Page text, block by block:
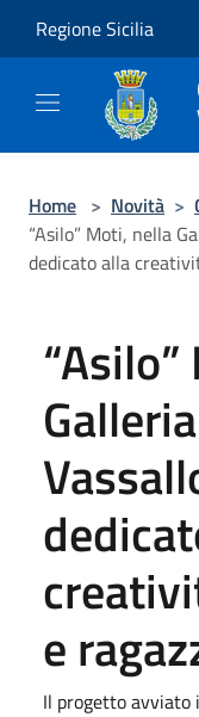
Regione Sicilia
Home > Novità >
“Asilo” Moti, nella
dedicato alla
e
Il progetto avviato